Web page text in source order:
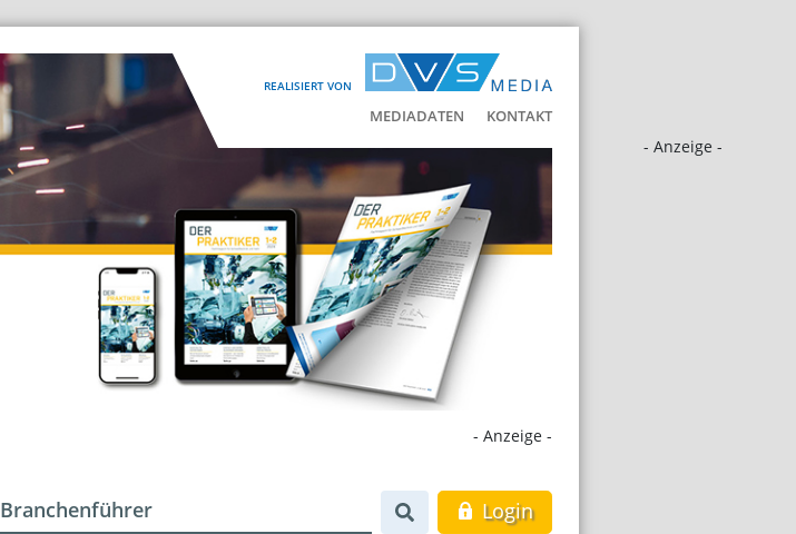
REALISIERT VON
MEDIADATEN KONTAKT
- Anzeige -
- Anzeige -
Branchenführer Login